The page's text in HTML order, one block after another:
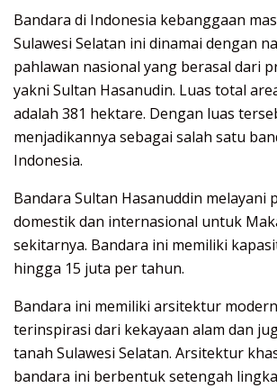
Bandara di Indonesia kebanggaan
Sulawesi Selatan ini dinamai dengan
pahlawan nasional yang berasal dari
yakni Sultan Hasanudin. Luas total
adalah 381 hektare. Dengan luas
menjadikannya sebagai salah satu
Indonesia.
Bandara Sultan Hasanuddin melayani
domestik dan internasional untuk
sekitarnya. Bandara ini memiliki
hingga 15 juta per tahun.
Bandara ini memiliki arsitektur
terinspirasi dari kekayaan alam dan
tanah Sulawesi Selatan. Arsitektur
bandara ini berbentuk setengah